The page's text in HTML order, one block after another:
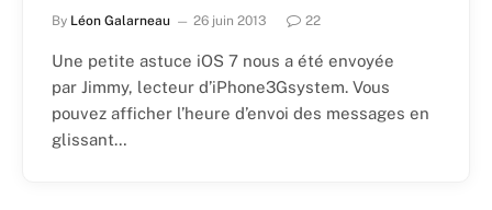
By Léon Galarneau 26 juin 2013 22
Une petite astuce iOS 7 nous a été envoyée
par Jimmy, lecteur d’iPhone3Gsystem. Vous
pouvez afficher l’heure d’envoi des messages en
glissant…